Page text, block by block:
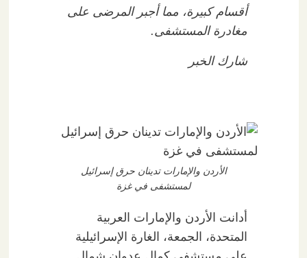
أقسام كبيرة، مما أجبر المرضى على
مغادرة المستشفى.
شارك الخبر
الأردن والإمارات تدينان حرق إسرائيل
لمستشفى في غزة
أدانت الأردن والإمارات العربية
المتحدة، الجمعة، الغارة الإسرائيلية